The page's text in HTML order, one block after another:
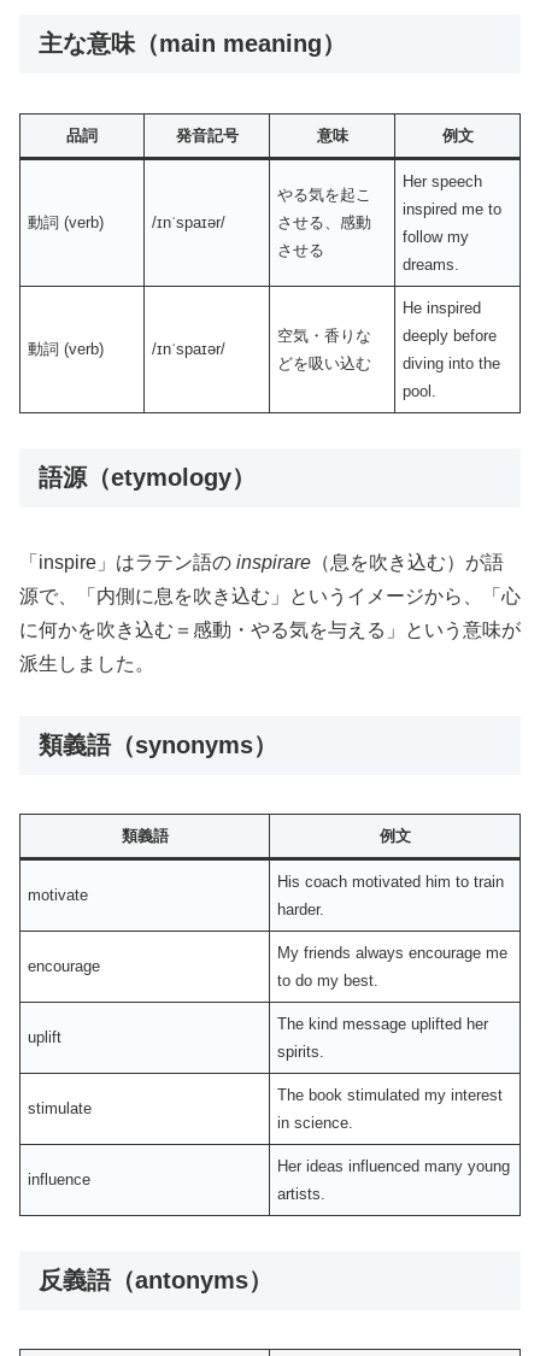
主な意味（main meaning）
品詞 発音記号 意味 例文
動詞 (verb) /ɪnˈspaɪər/
やる気を起こ
させる、感動
させる
Her speech
inspired me to
follow my
dreams.
動詞 (verb) /ɪnˈspaɪər/
空気・香りな
どを吸い込む
He inspired
deeply before
diving into the
pool.
語源（etymology）
「inspire」はラテン語の inspirare （息を吹き込む）が語
源で、「内側に息を吹き込む」というイメージから、「心
に何かを吹き込む＝感動・やる気を与える」という意味が
派生しました。
類義語（synonyms）
類義語 例文
motivate
His coach motivated him to train
harder.
encourage
My friends always encourage me
to do my best.
uplift
The kind message uplifted her
spirits.
stimulate
The book stimulated my interest
in science.
influence
Her ideas influenced many young
artists.
反義語（antonyms）